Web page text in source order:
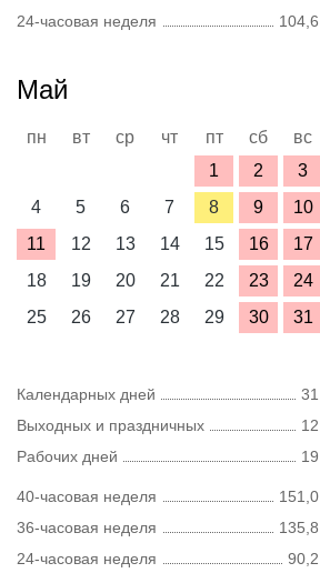
24-часовая неделя
104,6
Май
пн вт ср чт пт сб
вс
1
2
3
4
5 6 7 8 9
10
11
12 13 14 15 16
17
18
19 20 21 22 23
24
25
26 27 28 29 30 31
Календарных дней
31
Выходных и праздничных
12
Рабочих дней
19
40-часовая неделя
151,0
36-часовая неделя
135,8
24-часовая неделя
90,2